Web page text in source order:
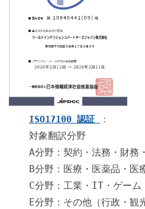
ISO17100 認証 ：
対象翻訳分野
A分野：契約・法務・財務
B分野：医療・医薬品・医
C分野：工業・IT・ゲーム
E分野：その他（行政・観